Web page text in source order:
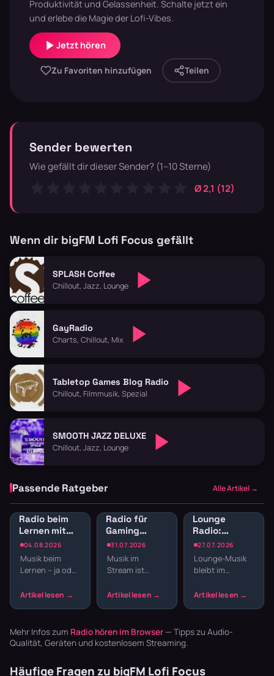
Produktivität und Gelassenheit. Schalte jetzt ein
und erlebe die Magie der Lofi-Vibes.
Jetzt hören
Zu Favoriten hinzufügen Teilen
Sender bewerten
Wie gefällt dir dieser Sender? (1–10 Sterne)
Ø 2,1 (12)
Wenn dir bigFM Lofi Focus gefällt
SPLASH Coffee
Chillout, Jazz, Lounge
GayRadio
Charts, Chillout, Mix
Tabletop Games Blog Radio
Chillout, Filmmusik, Spezial
SMOOTH JAZZ DELUXE
Chillout, Jazz, Lounge
Passende Ratgeber Alle Artikel →
04.08.2026
Radio beim
Lernen mit
Gesang:
Welche
Musik lenkt
nicht ab?
Musik beim
Lernen – ja oder
ist
im Spiel ist.
Während ins…
31.07.2026
Radio für
Gaming
Streams:
GEMA-freie
Sender für
Musik im
Stream ist
falscher Track,
stummgeschaltet
oder du
27.07.2026
Lounge
Radio:
Entspannte
Hintergrundmusik
für Arbeit
Lounge-Musik
bleibt im
ohne langweilig
konzentriertes
Mehr Infos zum Radio hören im Browser — Tipps zu Audio-
Qualität, Geräten und kostenlosem Streaming.
Häufige Fragen zu bigFM Lofi Focus